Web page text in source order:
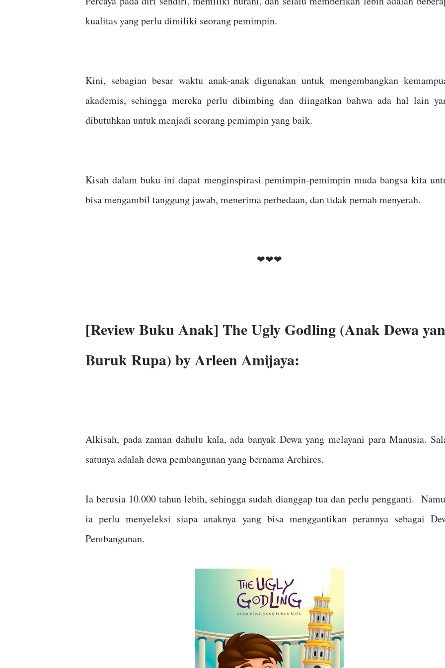
kualitas yang perlu dimiliki seorang pemimpin.
Kini, sebagian besar waktu anak-anak digunakan untuk mengembangkan
akademis, sehingga mereka perlu dibimbing dan diingatkan bahwa ada hal lain
dibutuhkan untuk menjadi seorang pemimpin yang baik.
Kisah dalam buku ini dapat menginspirasi pemimpin-pemimpin muda bangsa kita
bisa mengambil tanggung jawab, menerima perbedaan, dan tidak pernah menyerah.
❤❤❤
[Review Buku Anak] The Ugly Godling (Anak Dewa
Buruk Rupa) by Arleen Amijaya:
Alkisah, pada zaman dahulu kala, ada banyak Dewa yang melayani para Manusia.
satunya adalah dewa pembangunan yang bernama Archires.
Ia berusia 10.000 tahun lebih, sehingga sudah dianggap tua dan perlu pengganti.
ia perlu menyeleksi siapa anaknya yang bisa menggantikan perannya sebagai
Pembangunan.